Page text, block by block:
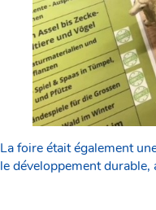
La foire était également
le développement